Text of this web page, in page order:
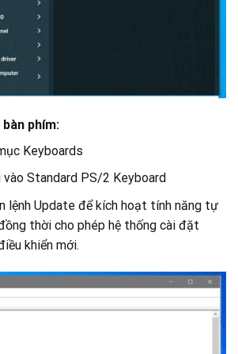
phím:
Keyboards
Standard PS/2 Keyboard
lệnh Update để kích hoạt tính năng tự
thời cho phép hệ thống cài đặt
khiển mới.